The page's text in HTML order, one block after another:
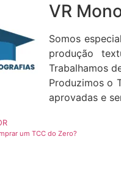
VR
Somos
produção
Trabalhamos
Produzimos o
aprovadas e
um TCC do Zero?